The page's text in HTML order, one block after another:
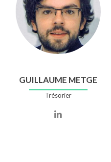
GUILLAUME METGE
Trésorier
Compte